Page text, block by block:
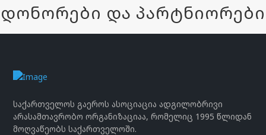
დონორები და პარტნიორები
საქართველოს გაეროს ასოციაცია ადგილობრივი
არასამთავრობო ორგანიზაციაა, რომელიც 1995 წლიდან
მოღვაწეობს საქართველოში.